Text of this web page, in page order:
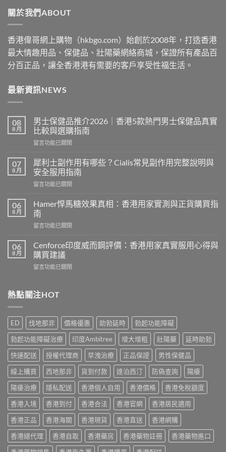
關於我們ABOUT
香港偉哥網上購物（hkbgo.com）始創於2008年，打造香港
最大情趣用品、保健品、壯陽藥網絡商城，保證所有產品百
分百正品，讓全香港港有需要的客戶享受性福生活。
最新資訊NEWS
08
8 月
男士保健品推介2026｜香港5款熱門男士保健品真實
比較與選購指南
在
士
保
健
品
介
2026
｜
香
5
款
門
保
真
實
比
較
與
選
購
指
南〉
中
留言功能已關閉
07
8 月
犀利士副作用有哪些？Cialis常見副作用完整說明與
安全服用指南
在
利
士
副
作
有
哪
些？
Cialis
副
完
整
說
明
與
安
全
服
用
指
南〉
中
留言功能已關閉
06
8 月
Hamer悍馬糖效果真相：香港用家實測與正貨購買指
南
在
悍
馬
糖
效
相：
用
家
實
測
與
正
貨
購
買
指
南〉
中
留言功能已關閉
06
8 月
Cenforce印度威而鋼評價：香港用家真實服用心得與
購買建議
在
度
威
鋼
評
價：
香
港
用
家
真
實
服
用
心
得
與
購
買
留言功能已關閉
熱點關注HOT
ED 伐地那非 價格優惠 助勃延時
勃起功能障礙
勃起功能障礙治療
印度Ambitree 增大增粗 壯陽藥
延時助勃
快速配送
授權代理商 早洩治療 正品保證
男性保健品
線上購買
西地那非 貨到付款 達泊西汀 防偽查詢
陽痿
陽痿治療
隱私配送 香港個人自用 香港價格
香港免稅額度
香港入境
香港到付 香港合法 香港官網
香港居民適用
香港正品
香港海關 香港現貨 香港直送
香港網購
香港總代理
香港自取 香港藥房 香港藥物註冊
香港藥物進口